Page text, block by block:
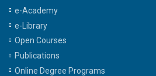
e-Academy
e-Library
Open Courses
Publications
Online Degree Programs